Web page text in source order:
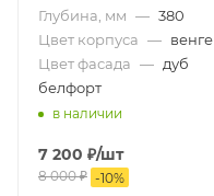
Глубина, мм — 380
Цвет корпуса — венге
Цвет фасада — дуб
белфорт
в наличии
7 200 ₽/шт
8 000₽ -10%